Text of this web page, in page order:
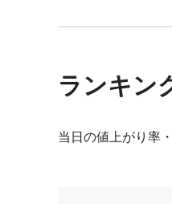
ランキン
当日の値上がり率